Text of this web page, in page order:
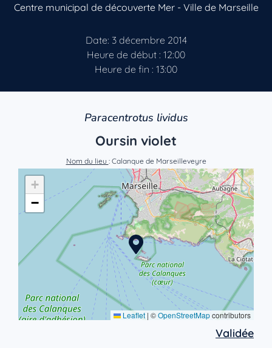
Centre municipal de découverte Mer - Ville de Marseille
Date: 3 décembre 2014
Heure de début : 12:00
Heure de fin : 13:00
Paracentrotus lividus
Oursin violet
Nom du lieu : Calanque de Marseilleveyre
+
−
Leaflet | ©OpenStreetMapcontributors
Validée